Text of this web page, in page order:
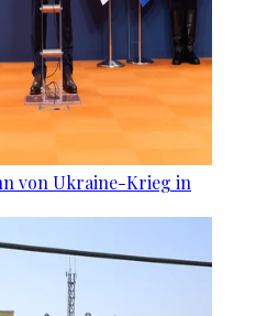
von Ukraine-Krieg in